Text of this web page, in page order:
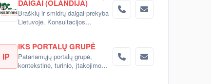
DAIGAI (OLANDIJA)
Braškių ir smidrų daigai-prekyba
Lietuvoje. Konsultacijos
IP
IKS PORTALŲ GRUPĖ
Patariamųjų portalų grupė,
kontekstinė, turinio, įtakojimo